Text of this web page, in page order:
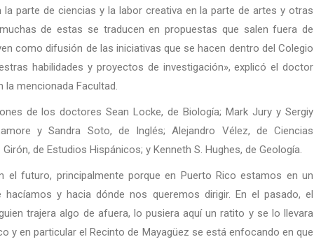
parte de ciencias y la labor creativa en la parte de artes y otras
de estas se traducen en propuestas que salen fuera de
como difusión de las iniciativas que se hacen dentro del Colegio
habilidades y proyectos de investigación», explicó el doctor
la mencionada Facultad.
de los doctores Sean Locke, de Biología; Mark Jury y Sergiy
y Sandra Soto, de Inglés; Alejandro Vélez, de Ciencias
de Estudios Hispánicos; y Kenneth S. Hughes, de Geología.
el futuro, principalmente porque en Puerto Rico estamos en un
y hacia dónde nos queremos dirigir. En el pasado, el
trajera algo de afuera, lo pusiera aquí un ratito y se lo llevara
y en particular el Recinto de Mayagüez se está enfocando en que